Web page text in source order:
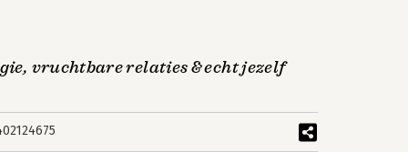
vruchtbare relaties & echt jezelf